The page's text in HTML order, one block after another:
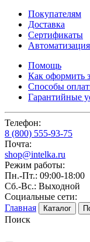
Покупателям
Доставка
Сертификаты
Помощь
Как оформить
Способы
Гарантийные
Телефон:
8 (800) 555-93-75
Почта:
shop@intelka.ru
Режим работы:
Пн.-Пт.: 09:00-18:00
Сб.-Вс.: Выходной
Социальные сети:
Главная
Каталог
Поиск